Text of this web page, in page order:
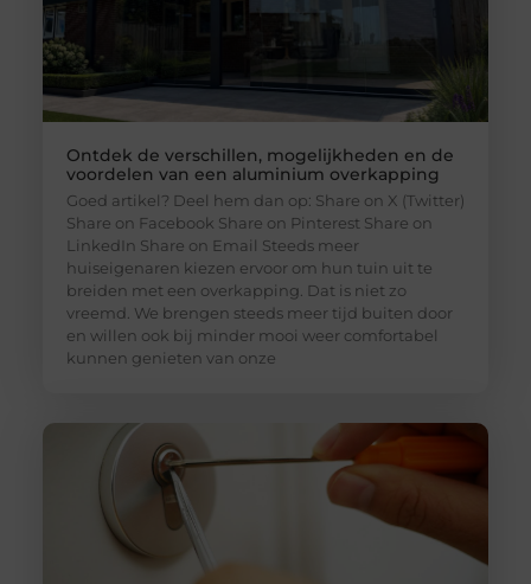
Ontdek de verschillen, mogelijkheden en de
voordelen van een aluminium overkapping
Goed artikel? Deel hem dan op: Share on X (Twitter)
Share on Facebook Share on Pinterest Share on
LinkedIn Share on Email Steeds meer
huiseigenaren kiezen ervoor om hun tuin uit te
breiden met een overkapping. Dat is niet zo
vreemd. We brengen steeds meer tijd buiten door
en willen ook bij minder mooi weer comfortabel
kunnen genieten van onze